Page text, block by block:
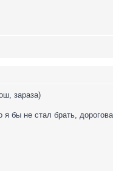
зараза)
бы не стал брать,